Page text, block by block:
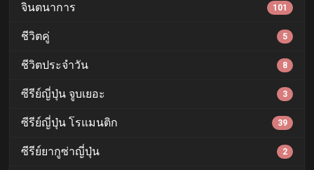
จินตนาการ 101
ชีวิตคู่ 5
ชีวิตประจำวัน 8
ซีรีย์ญี่ปุ่น จูบเยอะ 3
ซีรีย์ญี่ปุ่น โรแมนติก 39
ซีรีย์ยากูซ่าญี่ปุ่น 2